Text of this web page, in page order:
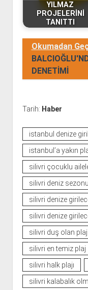
YILMAZ
PROJELERİNİ
TANITTI
Okumadan
DENETİMİ
Tarih: Haber
istanbul denize
istanbul’a yakın
silivri çocuklu
silivri deniz sezonu
silivri denize
silivri denize
silivri duş olan plaj
silivri en temiz plaj
silivri halk plajı
silivri kalabalık